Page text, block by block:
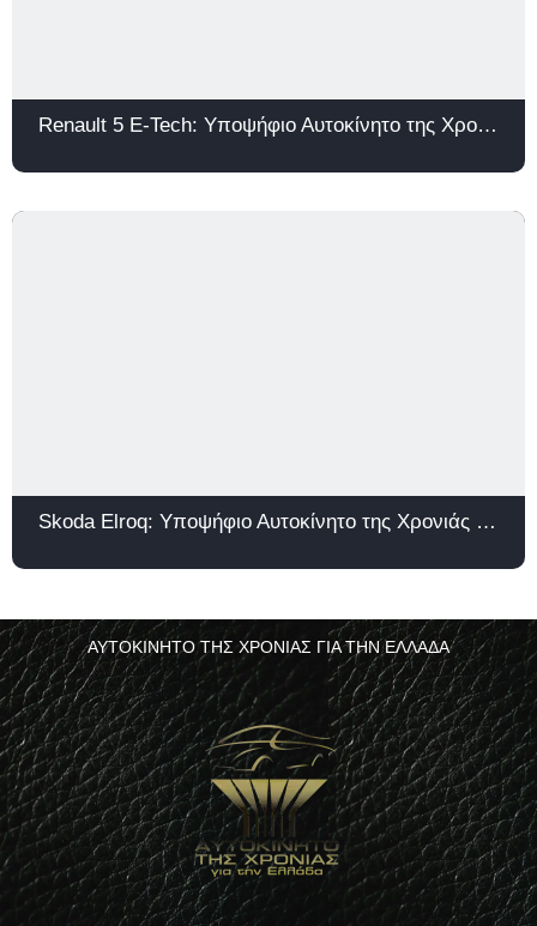
Renault 5 E-Tech: Υποψήφιο Αυτοκίνητο της Χρονιάς 2026
Skoda Elroq: Υποψήφιο Αυτοκίνητο της Χρονιάς 2026
ΑΥΤΟΚΙΝΗΤΟ ΤΗΣ ΧΡΟΝΙΑΣ ΓΙΑ ΤΗΝ ΕΛΛΑΔΑ